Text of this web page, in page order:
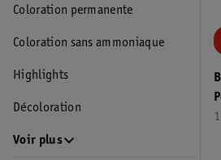
Coloration permanente
Coloration sans ammoniaque
Highlights
Décoloration
Voir plus